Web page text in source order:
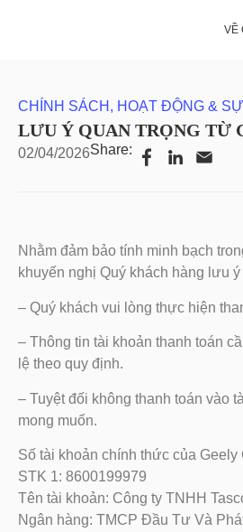
VỀ
CHÍNH SÁCH , HOẠT ĐỘNG &
LƯU Ý QUAN TRỌNG TỪ
02/04/2026Share:
Nhằm đảm bảo tính minh bạch
khuyến nghị Quý khách hàng lưu
– Quý khách vui lòng thực hiện
– Thông tin tài khoản thanh toán
lệ theo quy định.
– Tuyệt đối không thanh toán vào
mong muốn.
Số tài khoản chính thức của Geely
STK 1: 8600199979
Tên tài khoản: Công ty TNHH
Ngân hàng: TMCP Đầu Tư Và